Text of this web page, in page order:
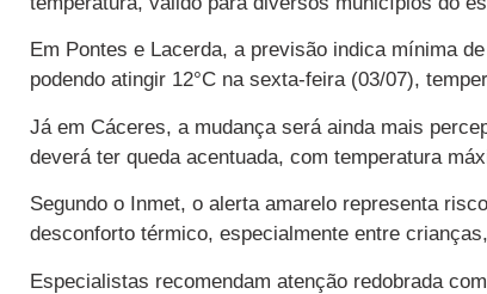
Em Pontes e Lacerda, a previsão indica mínima
podendo atingir 12°C na sexta-feira (03/07),
Já em Cáceres, a mudança será ainda mais
deverá ter queda acentuada, com temperatura
Segundo o Inmet, o alerta amarelo representa
desconforto térmico, especialmente entre
Especialistas recomendam atenção redobrada